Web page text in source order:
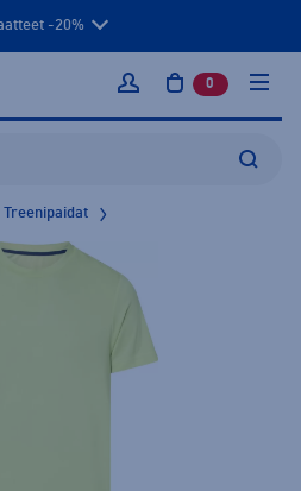
-20%
Kirjaudu sisään
0 tuotetta
Treenipaidat